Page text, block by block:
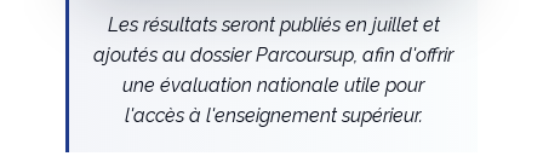
Les résultats seront publiés en juillet et
ajoutés au dossier Parcoursup, afin d'offrir
une évaluation nationale utile pour
l'accès à l'enseignement supérieur.